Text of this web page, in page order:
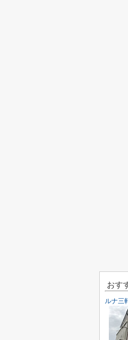
おす
ルナ三